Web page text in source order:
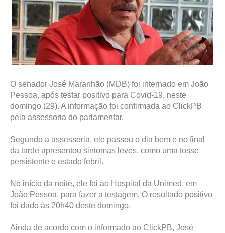
O senador José Maranhão (MDB) foi internado em João
Pessoa, após testar positivo para Covid-19, neste
domingo (29). A informação foi confirmada ao ClickPB
pela assessoria do parlamentar.
Segundo a assessoria, ele passou o dia bem e no final
da tarde apresentou sintomas leves, como uma tosse
persistente e estado febril.
No início da noite, ele foi ao Hospital da Unimed, em
João Pessoa, para fazer a testagem. O resultado positivo
foi dado às 20h40 deste domingo.
Ainda de acordo com o informado ao ClickPB, José